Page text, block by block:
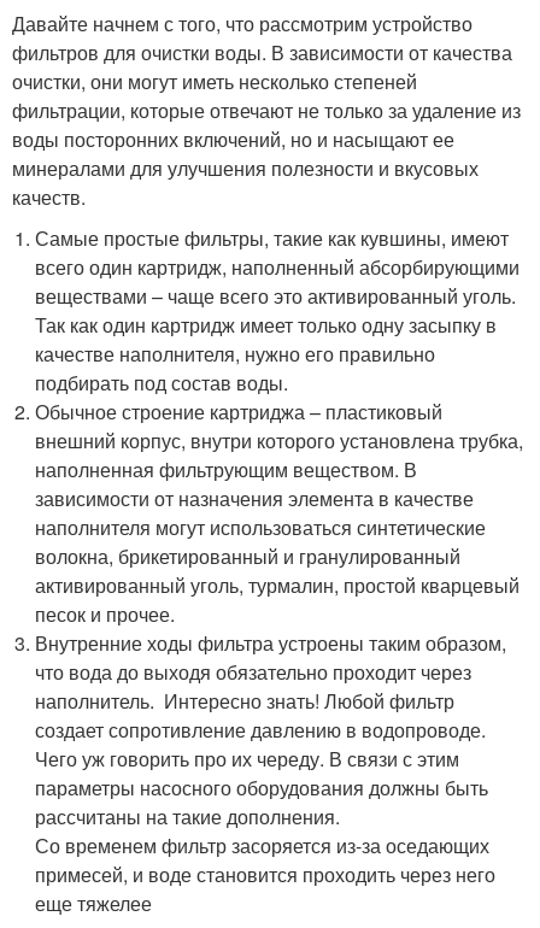
Давайте начнем с того, что рассмотрим устройство
фильтров для очистки воды. В зависимости от качества
очистки, они могут иметь несколько степеней
фильтрации, которые отвечают не только за удаление из
воды посторонних включений, но и насыщают ее
минералами для улучшения полезности и вкусовых
качеств.
Самые простые фильтры, такие как кувшины, имеют
всего один картридж, наполненный абсорбирующими
веществами – чаще всего это активированный уголь.
Так как один картридж имеет только одну засыпку в
качестве наполнителя, нужно его правильно
подбирать под состав воды.
Обычное строение картриджа – пластиковый
внешний корпус, внутри которого установлена трубка,
наполненная фильтрующим веществом. В
зависимости от назначения элемента в качестве
наполнителя могут использоваться синтетические
волокна, брикетированный и гранулированный
активированный уголь, турмалин, простой кварцевый
песок и прочее.
Внутренние ходы фильтра устроены таким образом,
что вода до выходя обязательно проходит через
наполнитель. Интересно знать! Любой фильтр
создает сопротивление давлению в водопроводе.
Чего уж говорить про их череду. В связи с этим
параметры насосного оборудования должны быть
рассчитаны на такие дополнения.
Со временем фильтр засоряется из-за оседающих
примесей, и воде становится проходить через него
еще тяжелее